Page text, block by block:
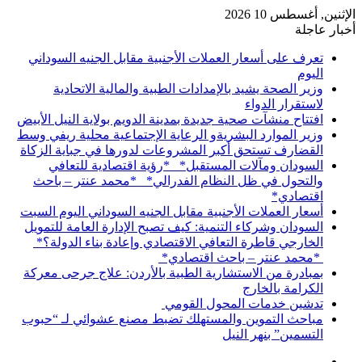
الإثنين, أغسطس 10 2026
أخبار عاجلة
تعرف على أسعار العملات الأجنبية مقابل الجنيه السوداني
اليوم
وزير الصحة يشيد بالإمدادات الطبية والمالية الاتحادية
لاستقرار الدواء
افتتاح منشآت صحية جديدة بمدينة الدويم بولاية النيل الأبيض
وزير الموارد البشريةو الرعاية الإجتماعية محلية ريفي وسط
القضارف تستحق أكبر المشروعات لدورها في جباية الزكاة
السودان ومآلات المستقبل* *رؤية اقتصادية للتعافي
والتحول في ظل النظام الفدرالي* *محمد عنتر – باحث
اقتصادي*
أسعار العملات الأجنبية مقابل الجنيه السوداني اليوم السبت
السودان وشركاء التنمية: كيف تصبح الإدارة العامة للتمويل
الخارجي قاطرة التعافي الاقتصادي وإعادة بناء الدولة؟*
*محمد عنتر – باحث اقتصادي*
بمبادرة من الاستشارية الطبية بالأردن: علاج جرحى معركة
الكرامة بالخارج
تدشين خدمات المحول القومي
مباحث التموين والمستهلك تضبط مصنع عشوائي لـ “حبوب
التسمين” بنهر النيل